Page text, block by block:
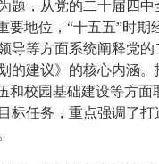
题，从党的二十届四中
要地位，“十五五”时期
导等方面系统阐释党的
的建议》的核心内涵。
和校园基础建设等方面
标任务，重点强调了打